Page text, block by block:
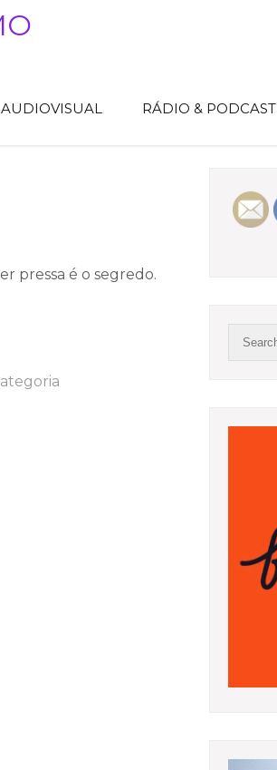
AUDIOVISUAL RÁDIO & PODCAST
pressa é o segredo.